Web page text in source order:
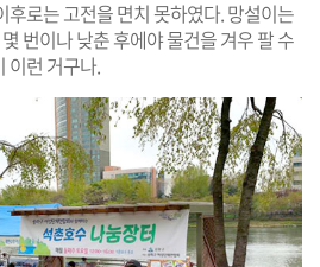
후로는 고전을 면치 못하였다. 망설이는
번이나 낮춘 후에야 물건을 겨우 팔 수
이런 거구나.